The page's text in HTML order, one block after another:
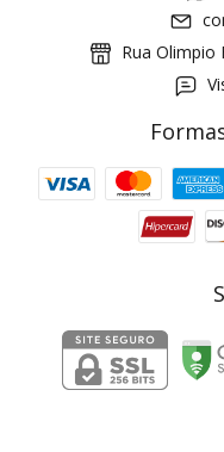
Rua Olimpio
Cupom 1a compra:
2 pecas